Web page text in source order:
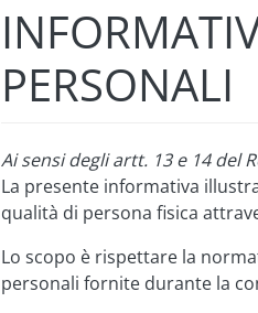
PERSONALI
Ai sensi degli artt. 13 e 14 del
La presente informativa
qualità di persona fisica
Lo scopo è rispettare la
personali fornite durante la